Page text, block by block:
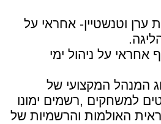
ערן וטנשטיין- אחראי על
אחראי על ניהול ימי
המנהל המקצועי של
למשחקים ,רשמים ימונו
האולמות והרשמיות של